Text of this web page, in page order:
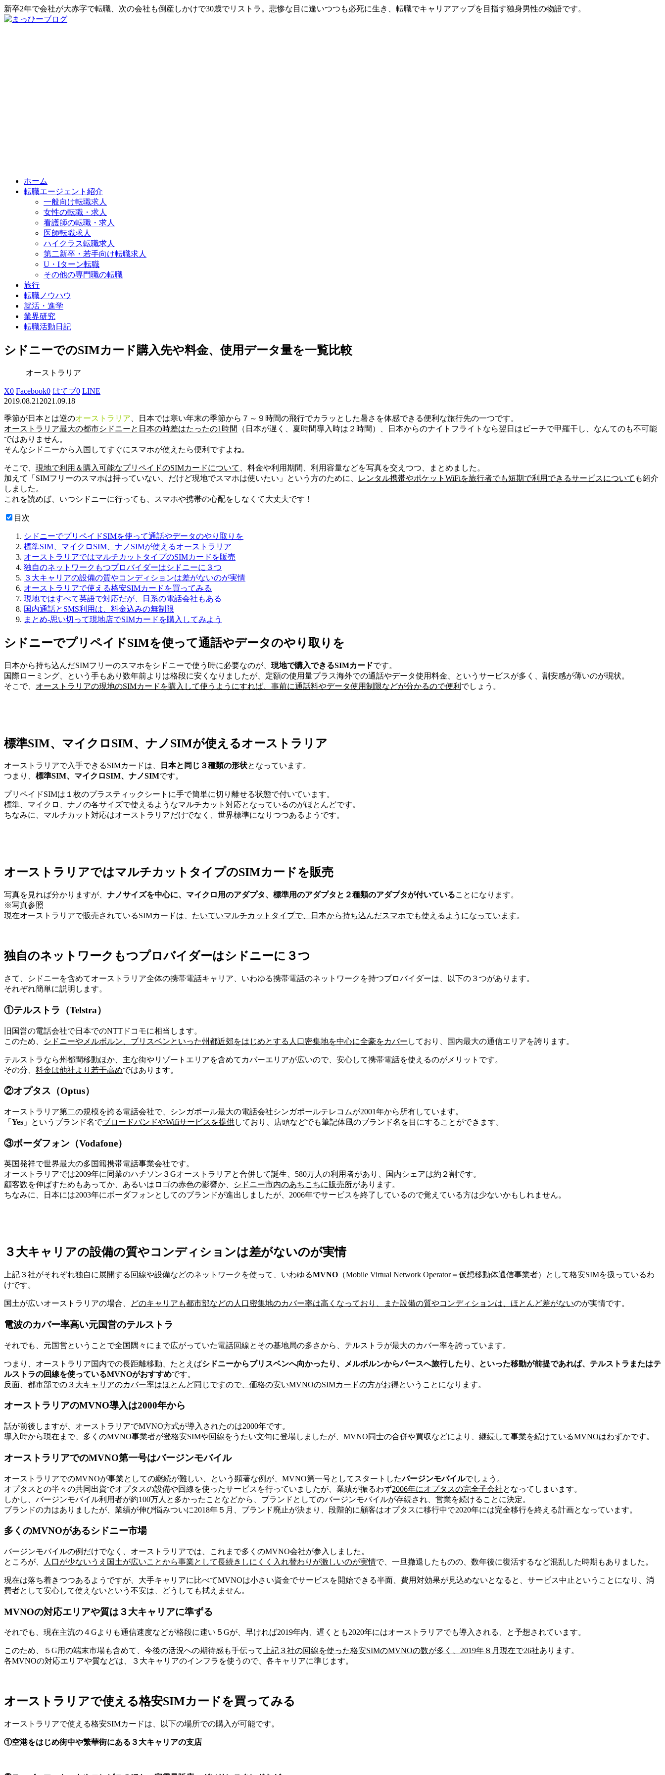
新卒2年で会社が大赤字で転職、次の会社も倒産しかけで30歳でリストラ。悲惨な目に逢いつつも必死に生き、転職でキャリアアップを目指す独身男性の物語です。
ホーム
転職エージェント紹介
一般向け転職求人
女性の転職・求人
看護師の転職・求人
医師転職求人
ハイクラス転職求人
第二新卒・若手向け転職求人
U・Iターン転職
その他の専門職の転職
旅行
転職ノウハウ
就活・進学
業界研究
転職活動日記
シドニーでのSIMカード購入先や料金、使用データ量を一覧比較
オーストラリア
X0 Facebook0 はてブ0 LINE
2019.08.21 2021.09.18
季節が日本とは逆のオーストラリア 、日本では寒い年末の季節から７～９時間の飛行でカラッとした暑さを体感できる便利な旅行先の一つです。
オーストラリア最大の都市シドニーと日本の時差はたったの1時間
（日本が遅く、夏時間導入時は２時間）、日本からのナイトフライトなら翌日はビーチで甲羅干し、なんてのも不可能
ではありません。
そんなシドニーから入国してすぐにスマホが使えたら便利ですよね。
そこで、 現地で利用＆購入可能なプリペイドのSIMカードについて
、料金や利用期間、利用容量などを写真を交えつつ、まとめました。
加えて「SIMフリーのスマホは持っていない、だけど現地でスマホは使いたい」という方のために、
レンタル携帯やポケットWiFiを旅行者でも短期で利用できるサービスについて も紹介
しました。
これを読めば、いつシドニーに行っても、スマホや携帯の心配をしなくて大丈夫です！
目次
シドニーでプリペイドSIMを使って通話やデータのやり取りを
標準SIM、マイクロSIM、ナノSIMが使えるオーストラリア
オーストラリアではマルチカットタイプのSIMカードを販売
独自のネットワークもつプロバイダーはシドニーに３つ
３大キャリアの設備の質やコンディションは差がないのが実情
オーストラリアで使える格安SIMカードを買ってみる
現地ではすべて英語で対応だが、日系の電話会社もある
国内通話とSMS利用は、料金込みの無制限
まとめ‐思い切って現地店でSIMカードを購入してみよう
シドニーでプリペイドSIMを使って通話やデータのやり取りを
日本から持ち込んだSIMフリーのスマホをシドニーで使う時に必要なのが、 現地で購入できるSIMカードです。
国際ローミング、という手もあり数年前よりは格段に安くなりましたが、定額の使用量プラス海外での通話やデータ使用料金、というサービスが多く、割安感が薄いのが現状。
そこで、 オーストラリアの現地のSIMカードを購入して使うようにすれば、事前に通話料やデータ使用制限などが分かるので便利 でしょう。
標準SIM、マイクロSIM、ナノSIMが使えるオーストラリア
オーストラリアで入手できるSIMカードは、 日本と同じ３種類の形状となっています。
つまり、 標準SIM、マイクロSIM、ナノSIMです。
プリペイドSIMは１枚のプラスティックシートに手で簡単に切り離せる状態で付いています。
標準、マイクロ、ナノの各サイズで使えるようなマルチカット対応となっているのがほとんどです。
ちなみに、マルチカット対応はオーストラリアだけでなく、世界標準になりつつあるようです。
オーストラリアではマルチカットタイプのSIMカードを販売
写真を見れば分かりますが、 ナノサイズを中心に、マイクロ用のアダプタ、標準用のアダプタと２種類のアダプタが付いていることになります。
※写真参照
現在オーストラリアで販売されているSIMカードは、 たいていマルチカットタイプで、日本から持ち込んだスマホでも使えるようになっています。
独自のネットワークもつプロバイダーはシドニーに３つ
さて、シドニーを含めてオーストラリア全体の携帯電話キャリア、いわゆる携帯電話のネットワークを持つプロバイダーは、以下の３つがあります。
それぞれ簡単に説明します。
①テルストラ（Telstra）
旧国営の電話会社で日本でのNTTドコモに相当します。
このため、
シドニーやメルボルン、ブリスベンといった州都近郊をはじめとする人口密集地を中心に全豪をカバー しており、国内最大の通信エリアを誇ります。
テルストラなら州都間移動ほか、主な街やリゾートエリアを含めてカバーエリアが広いので、安心して携帯電話を使えるのがメリットです。
その分、 料金は他社より若干高めではあります。
②オプタス（Optus）
オーストラリア第二の規模を誇る電話会社で、シンガポール最大の電話会社シンガポールテレコムが2001年から所有しています。
「 Yes 」というブランド名でブロードバンドやWifiサービスを提供しており、店頭などでも筆記体風のブランド名を目にすることができます。
③ボーダフォン（Vodafone）
英国発祥で世界最大の多国籍携帯電話事業会社です。
オーストラリアでは2009年に同業のハチソン３Gオーストラリアと合併して誕生、580万人の利用者があり、国内シェアは約２割です。
顧客数を伸ばすためもあってか、あるいはロゴの赤色の影響か、
シドニー市内のあちこちに販売所があります。
ちなみに、日本には2003年にボーダフォンとしてのブランドが進出しましたが、2006年でサービスを終了しているので覚えている方は少ないかもしれません。
３大キャリアの設備の質やコンディションは差がないのが実情
上記３社がそれぞれ独自に展開する回線や設備などのネットワークを使って、いわゆるMVNO （Mobile Virtual Network Operator＝仮想移動体通信事業者）として格安SIMを扱っているわ
けです。
国土が広いオーストラリアの場合、 どのキャリアも都市部などの人口密集地のカバー率は高くなっており、また設備の質やコンディションは、ほとんど差がないのが実情です。
電波のカバー率高い元国営のテルストラ
それでも、元国営ということで全国隅々にまで広がっていた電話回線とその基地局の多さから、テルストラが最大のカバー率を誇っています。
つまり、オーストラリア国内での長距離移動、たとえばシドニーからブリスベンへ向かったり、メルボルンからパースへ旅行したり、といった移動が前提であれば、テルストラまたはテ
ルストラの回線を使っているMVNOがおすすめです。
反面、 都市部での３大キャリアのカバー率はほとんど同じですので、価格の安いMVNOのSIMカードの方がお得ということになります。
オーストラリアのMVNO導入は2000年から
話が前後しますが、オーストラリアでMVNO方式が導入されたのは2000年です。
導入時から現在まで、多くのMVNO事業者が登格安SIMや回線をうたい文句に登場しましたが、MVNO同士の合併や買収などにより、 継続して事業を続けているMVNOはわずかです。
オーストラリアでのMVNO第一号はバージンモバイル
オーストラリアでのMVNOが事業としての継続が難しい、という顕著な例が、MVNO第一号としてスタートしたバージンモバイルでしょう。
オプタスとの半々の共同出資でオプタスの設備や回線を使ったサービスを行っていましたが、業績が振るわず2006年にオプタスの完全子会社となってしまいます。
しかし、バージンモバイル利用者が約100万人と多かったことなどから、ブランドとしてのバージンモバイルが存続され、営業を続けることに決定。
ブランドの力はありましたが、業績が伸び悩みついに2018年５月、ブランド廃止が決まり、段階的に顧客はオプタスに移行中で2020年には完全移行を終える計画となっています。
多くのMVNOがあるシドニー市場
バージンモバイルの例だけでなく、オーストラリアでは、これまで多くのMVNO会社が参入しました。
ところが、
人口が少ないうえ国土が広いことから事業として長続きしにくく入れ替わりが激しいのが実情で、一旦撤退したものの、数年後に復活するなど混乱した時期もありました。
現在は落ち着きつつあるようですが、大手キャリアに比べてMVNOは小さい資金でサービスを開始できる半面、費用対効果が見込めないとなると、サービス中止ということになり、消
費者として安心して使えないという不安は、どうしても拭えません。
MVNOの対応エリアや質は３大キャリアに準ずる
それでも、現在主流の４Gよりも通信速度などが格段に速い５Gが、早ければ2019年内、遅くとも2020年にはオーストラリアでも導入される、と予想されています。
このため、５G用の端末市場も含めて、今後の活況への期待感も手伝って 上記３社の回線を使った格安SIMのMVNOの数が多く、2019年８月現在で26社あります。
各MVNOの対応エリアや質などは、３大キャリアのインフラを使うので、各キャリアに準じます。
オーストラリアで使える格安SIMカードを買ってみる
オーストラリアで使える格安SIMカードは、以下の場所での購入が可能です。
①空港をはじめ街中や繁華街にある３大キャリアの支店